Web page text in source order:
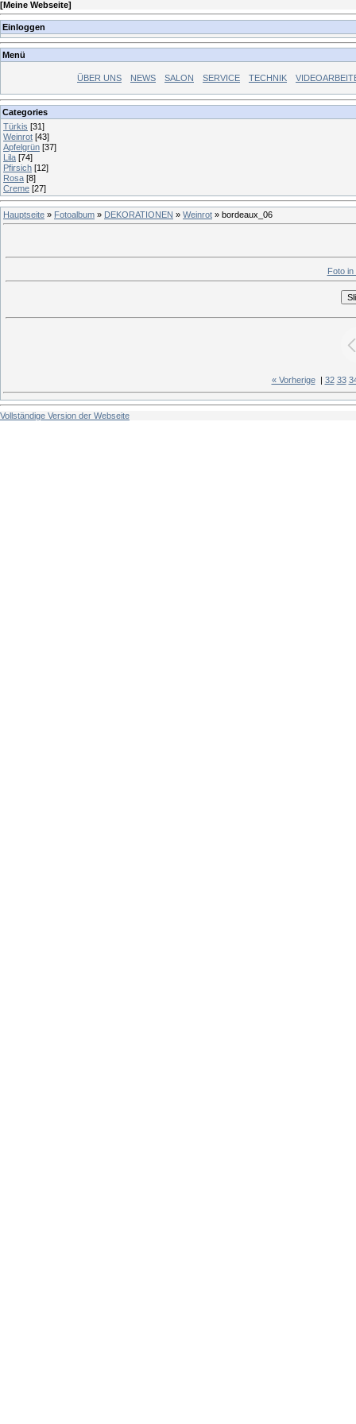
[Meine Webseite]
Einloggen
Menü
ÜBER UNS NEWS SALON SERVICE TECHNIK
Categories
Türkis [31]
Weinrot [43]
Apfelgrün [37]
Lila [74]
Pfirsich [12]
Rosa [8]
Creme [27]
Hauptseite » Fotoalbum » DEKORATIONEN » Weinrot » bordeaux_06
Foto
« Vorherige| 32 33
Vollständige Version der Webseite